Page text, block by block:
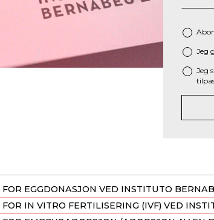
* Jeg
Jeg
EGGDONASJON VED INSTITUTO
IN VITRO FERTILISERING (IVF) VED